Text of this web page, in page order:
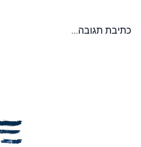
הכי חמוד בעולם, ואצלי בטלפון הם עוד
כתיבת תגובה...